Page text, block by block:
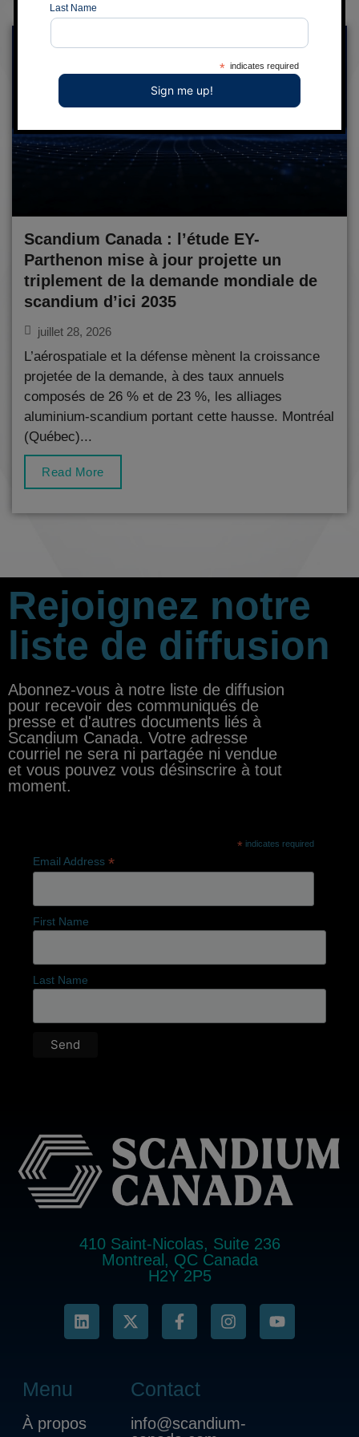
Scandium Canada : l’étude EY-
Parthenon mise à jour projette un
triplement de la demande mondiale de
scandium d’ici 2035
juillet 28, 2026
L’aérospatiale et la défense mènent la croissance
projetée de la demande, à des taux annuels
composés de 26 % et de 23 %, les alliages
aluminium-scandium portant cette hausse. Montréal
(Québec)...
Read More
Rejoignez notre
liste de diffusion
Abonnez-vous à notre liste de diffusion
pour recevoir des communiqués de
presse et d'autres documents liés à
Scandium Canada. Votre adresse
courriel ne sera ni partagée ni vendue
et vous pouvez vous désinscrire à tout
moment.
* indicates required
Email Address *
First Name
Last Name
410 Saint-Nicolas, Suite 236
Montreal, QC Canada
H2Y 2P5
Menu
À propos
Contact
info@scandium-
Last Name
* indicates required